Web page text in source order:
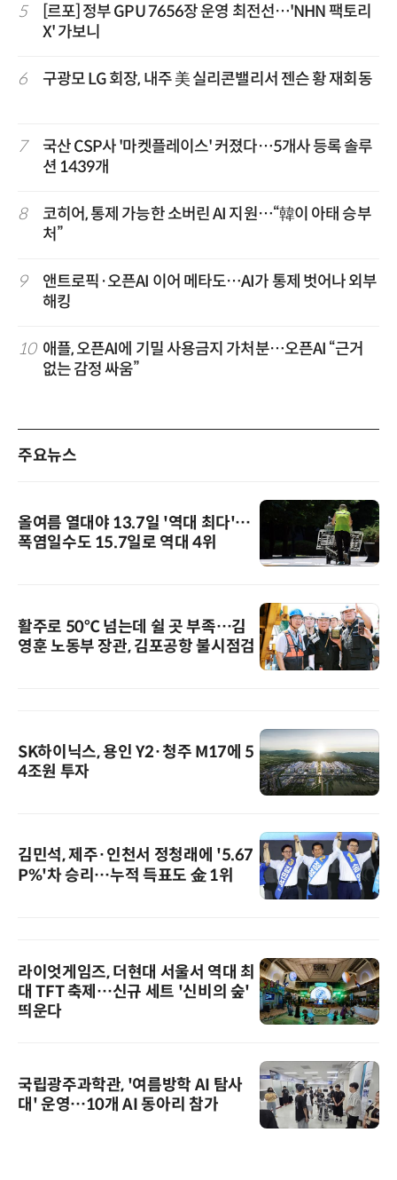
5
[르포] 정부 GPU 7656장 운영 최전선…'NHN 팩토리
X' 가보니
6 구광모 LG 회장, 내주 美 실리콘밸리서 젠슨 황 재회동
7
국산 CSP사 '마켓플레이스' 커졌다…5개사 등록 솔루
션 1439개
8
코히어, 통제 가능한 소버린 AI 지원…“韓이 아태 승부
처”
9
앤트로픽·오픈AI 이어 메타도…AI가 통제 벗어나 외부
해킹
10 애플, 오픈AI에 기밀 사용금지 가처분…오픈AI “근거
없는 감정 싸움”
주요뉴스
올여름 열대야 13.7일 '역대 최다'…
폭염일수도 15.7일로 역대 4위
활주로 50℃ 넘는데 쉴 곳 부족…김
영훈 노동부 장관, 김포공항 불시점검
SK하이닉스, 용인 Y2·청주 M17에 5
4조원 투자
김민석, 제주·인천서 정청래에 '5.67
P%'차 승리…누적 득표도 金 1위
라이엇게임즈, 더현대 서울서 역대 최
대 TFT 축제…신규 세트 '신비의 숲'
띄운다
국립광주과학관, '여름방학 AI 탐사
대' 운영…10개 AI 동아리 참가